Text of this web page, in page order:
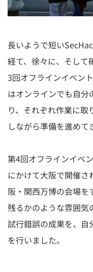
長いようで短い
経て、徐々に、そして
3回オフラインイベン
はオンラインでも自分
り、それぞれ作業に
しながら準備を進めて
第4回オフラインイベ
にかけて大阪で開催
阪・関西万博の会場を
残るかのような雰囲気
試行錯誤の成果を、自
を行いました。